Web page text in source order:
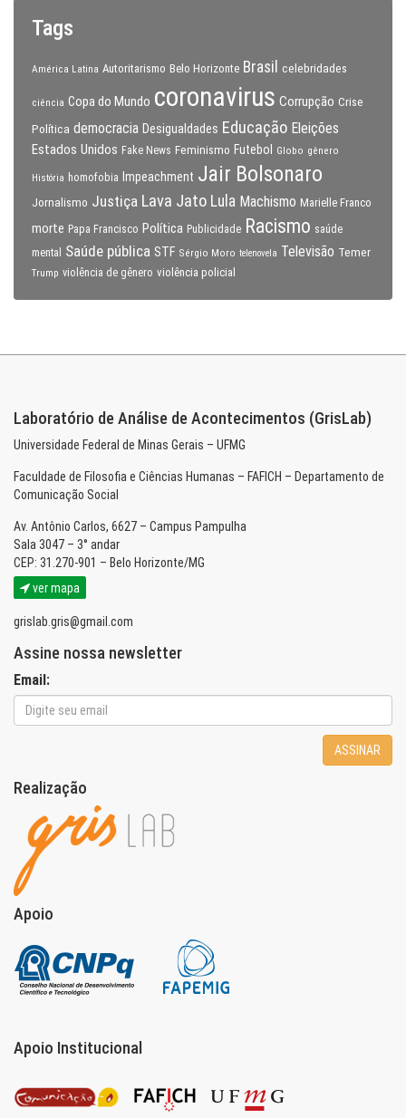
Tags
América Latina Autoritarismo Belo Horizonte Brasil celebridades
ciência Copa do Mundo coronavirus Corrupção Crise
Política democracia Desigualdades Educação Eleições
Estados Unidos Fake News Feminismo Futebol Globo gênero
História homofobia Impeachment Jair Bolsonaro
Jornalismo Justiça Lava Jato Lula Machismo Marielle Franco
morte Papa Francisco Política Publicidade Racismo saúde
mental
Saúde pública STF Sérgio Moro telenovela Televisão Temer
Trump violência de gênero violência policial
Laboratório de Análise de Acontecimentos (GrisLab)
Universidade Federal de Minas Gerais – UFMG
Faculdade de Filosofia e Ciências Humanas – FAFICH – Departamento de
Comunicação Social
Av. Antônio Carlos, 6627 – Campus Pampulha
Sala 3047 – 3° andar
CEP: 31.270-901 – Belo Horizonte/MG
ver mapa
grislab.gris@gmail.com
Assine nossa newsletter
Email:
ASSINAR
Realização
Apoio
Apoio Institucional